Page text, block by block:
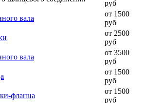
руб
вала
от 1500
руб
от 2500
руб
вала
от 3500
руб
от 1500
руб
фланца
от 1500
руб